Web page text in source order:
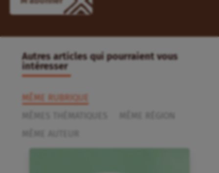
Autres articles qui pourraient vous
intéresser
MÊME RUBRIQUE